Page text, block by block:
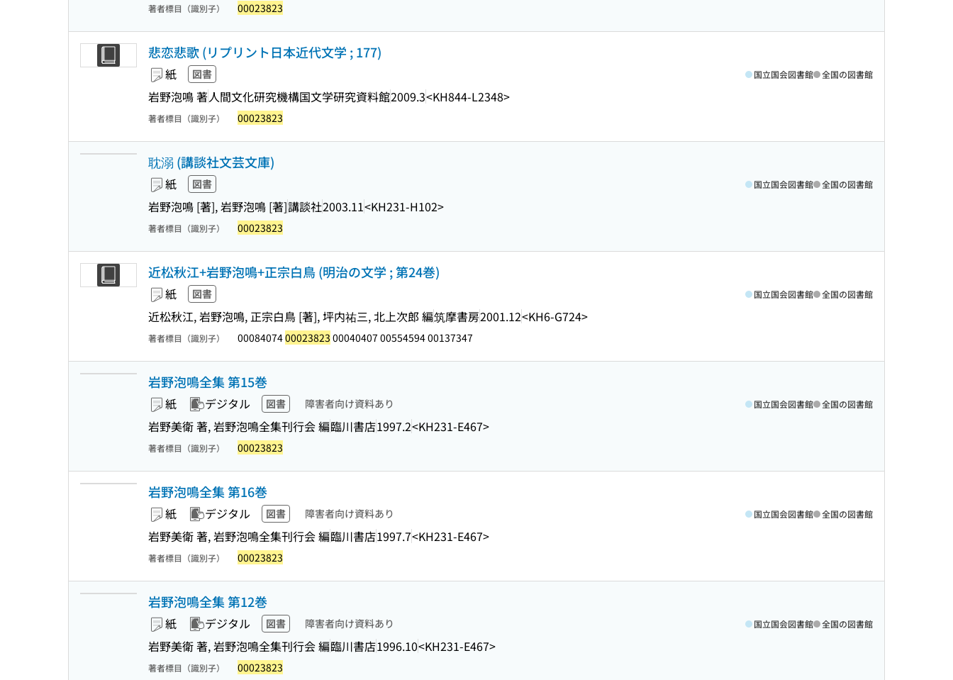
著者標目（識別子） 00023823
悲恋悲歌 (リプリント日本近代文学 ; 177)
紙 図書
岩野泡鳴 著人間文化研究機構国文学研究資料館2009.3<KH844-L2348>
国立国会図書館 全国の図書館
著者標目（識別子） 00023823
耽溺 (講談社文芸文庫)
紙 図書
岩野泡鳴 [著], 岩野泡鳴 [著]講談社2003.11<KH231-H102>
国立国会図書館 全国の図書館
著者標目（識別子） 00023823
近松秋江+岩野泡鳴+正宗白鳥 (明治の文学 ; 第24巻)
紙 図書
近松秋江, 岩野泡鳴, 正宗白鳥 [著], 坪内祐三, 北上次郎 編筑摩書房2001.12<KH6-G724>
国立国会図書館 全国の図書館
著者標目（識別子） 0008407400023823 00040407 00554594 00137347
岩野泡鳴全集 第15巻
紙 デジタル 図書 障害者向け資料あり
岩野美衛 著, 岩野泡鳴全集刊行会 編臨川書店1997.2<KH231-E467>
国立国会図書館 全国の図書館
著者標目（識別子） 00023823
岩野泡鳴全集 第16巻
紙 デジタル 図書 障害者向け資料あり
岩野美衛 著, 岩野泡鳴全集刊行会 編臨川書店1997.7<KH231-E467>
国立国会図書館 全国の図書館
著者標目（識別子） 00023823
岩野泡鳴全集 第12巻
紙 デジタル 図書 障害者向け資料あり
岩野美衛 著, 岩野泡鳴全集刊行会 編臨川書店1996.10<KH231-E467>
国立国会図書館 全国の図書館
著者標目（識別子） 00023823